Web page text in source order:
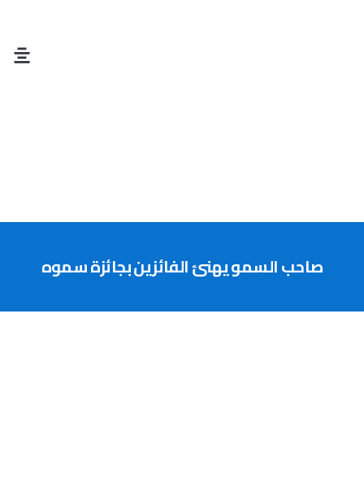
صاحب السمو يهنئ الفائزين بجائزة سموه